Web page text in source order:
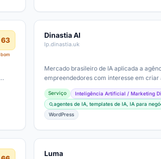
63
bom
Dinastia AI
lp.dinastia.uk
Mercado brasileiro de IA aplicada a
empreendedores com interesse em criar
possível modelo de negócios baseado
Serviço
Inteligência Artificial / Marketing
agentes de IA, templates de IA, IA para
WordPress
Luma